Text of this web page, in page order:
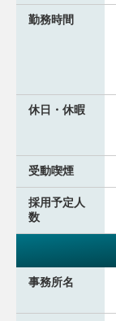
勤務時間
休日・休暇
受動喫煙
採用予定人
数
事務所名